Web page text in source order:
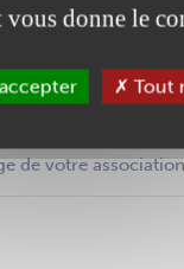
de votre association
donne le
Tout